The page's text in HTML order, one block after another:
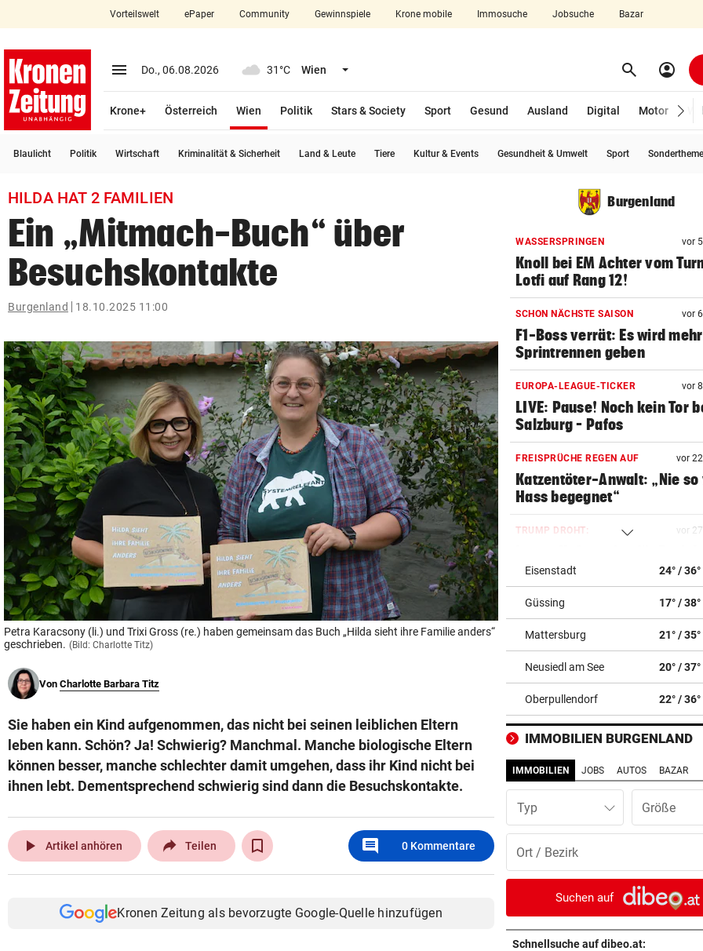
closeSchließen
account_circle Anmelden
arrow_right
bookmark
search
Suchbegriff
eingeben
© Krone Multimedia GmbH & Co KG 2026
Muthgasse 2, 1190 Wien
Vorteilswelt ePaper Community Gewinnspiele Krone mobile Immosuche Jobsuche Bazar
menu Menü aufklappen
Do., 06.08.2026 31°C Wien Menü aufklappen search Suchen
account_circle
Krone+ Österreich Wien
Politik
Stars & Society Sport Gesund Ausland Digital Motor
Blaulicht Politik Wirtschaft Kriminalität & Sicherheit Land & Leute Tiere Kultur & Events Gesundheit & Umwelt Sport
HILDA HAT 2 FAMILIEN
Ein „Mitmach-Buch“ über
Besuchskontakte
Burgenland 18.10.2025 11:00
Petra Karacsony (li.) und Trixi Gross (re.) haben gemeinsam das Buch „Hilda sieht ihre Familie anders“
geschrieben. (Bild: Charlotte Titz)
Von Charlotte Barbara Titz
Sie haben ein Kind aufgenommen, das nicht bei seinen leiblichen Eltern
leben kann. Schön? Ja! Schwierig? Manchmal. Manche biologische Eltern
können besser, manche schlechter damit umgehen, dass ihr Kind nicht bei
ihnen lebt. Dementsprechend schwierig sind dann die Besuchskontakte.
play_arrow Artikel anhören Teilen comment 0 Kommentare
Kronen Zeitung als bevorzugte Google-Quelle hinzufügen
Burgenland
WASSERSPRINGEN vor
Knoll bei EM Achter vom
Lotfi auf Rang 12!
SCHON NÄCHSTE SAISON vor
F1-Boss verrät: Es wird mehr
Sprintrennen geben
EUROPA-LEAGUE-TICKER vor
LIVE: Pause! Noch kein Tor
Salzburg – Pafos
FREISPRÜCHE REGEN AUF vor
Katzentöter-Anwalt: „Nie so
Hass begegnet“
TRUMP DROHT: vor
über Waffenengpässe
CONFERENCE LEAGUE vor
Sieg! Austria stößt die Tür
Play-off weit auf
vor
Irre! Salzburg – Pafos wegen
Sintflut unterbrochen
RADSPORT
Reusser vor Ventoux-Etappe
weiter im Gelben Trikot
Madrid bis 2032
UKRAINISCHER ANGRIFF? vor
Vor Oman havarierter
Ölkatastrophe droht
Eisenstadt 24° / 36°
Güssing 17° / 38°
Mattersburg 21° / 35°
Neusiedl am See 20° / 37°
Oberpullendorf 22° / 36°
IMMOBILIEN BURGENLAND
IMMOBILIEN JOBS AUTOS BAZAR
Typ
Suchen auf
Schnellsuche auf dibeo.at: